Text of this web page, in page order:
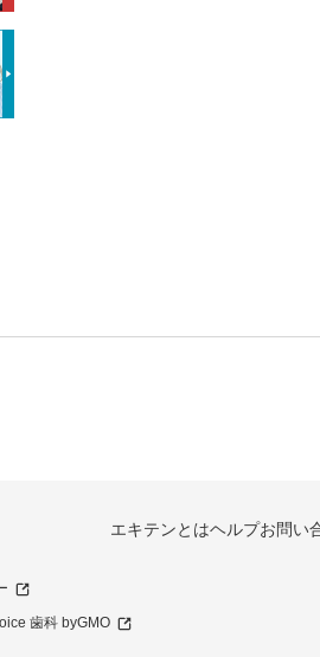
エキテンとはヘルプお問い
歯科 byGMO